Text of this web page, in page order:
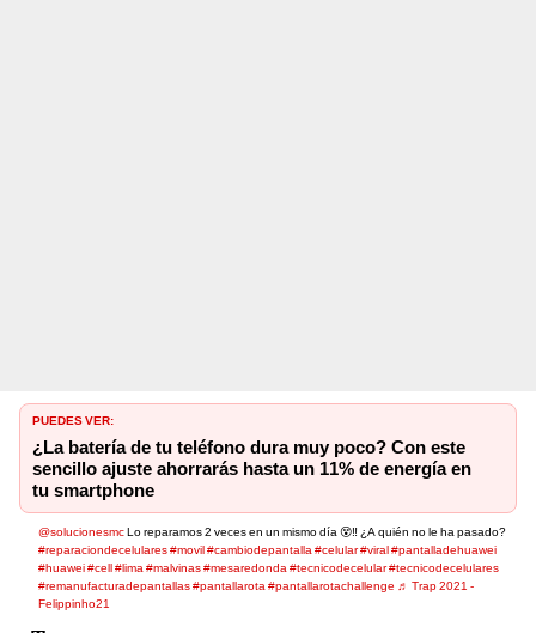
PUEDES VER:
¿La batería de tu teléfono dura muy poco? Con este
sencillo ajuste ahorrarás hasta un 11% de energía en
tu smartphone
@solucionesmcLo reparamos 2 veces en un mismo día 😵‼️ ¿A quién no le ha pasado?
#reparaciondecelulares#movil#cambiodepantalla#celular#viral#pantalladehuawei
#huawei#cell#lima#malvinas#mesaredonda#tecnicodecelular#tecnicodecelulares
#remanufacturadepantallas#pantallarota#pantallarotachallenge ♬ Trap 2021 -
Felippinho21